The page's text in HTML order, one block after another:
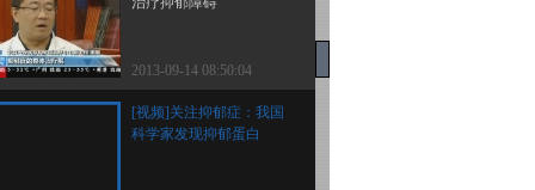
2013-09-14 08:50:04
[视频]关注抑郁症：我国
科学家发现抑郁蛋白